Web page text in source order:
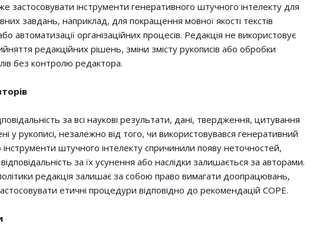
застосовувати інструменти генеративного штучного інтелекту для
завдань, наприклад, для покращення мовної якості текстів
автоматизації організаційних процесів. Редакція не використовує
редакційних рішень, зміни змісту рукописів або обробки
без контролю редактора.
за всі наукові результати, дані, твердження, цитування
у рукописі, незалежно від того, чи використовувався генеративний
штучного інтелекту спричинили появу неточностей,
за їх усунення або наслідки залишається за авторами.
редакція залишає за собою право вимагати доопрацювань,
етичні процедури відповідно до рекомендацій COPE.